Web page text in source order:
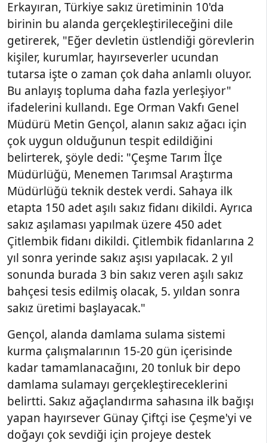
Erkayıran, Türkiye sakız üretiminin 10'da
birinin bu alanda gerçekleştirileceğini dile
getirerek, "Eğer devletin üstlendiği görevlerin
kişiler, kurumlar, hayırseverler ucundan
tutarsa işte o zaman çok daha anlamlı oluyor.
Bu anlayış topluma daha fazla yerleşiyor"
ifadelerini kullandı. Ege Orman Vakfı Genel
Müdürü Metin Gençol, alanın sakız ağacı için
çok uygun olduğunun tespit edildiğini
belirterek, şöyle dedi: "Çeşme Tarım İlçe
Müdürlüğü, Menemen Tarımsal Araştırma
Müdürlüğü teknik destek verdi. Sahaya ilk
etapta 150 adet aşılı sakız fidanı dikildi. Ayrıca
sakız aşılaması yapılmak üzere 450 adet
Çitlembik fidanı dikildi. Çitlembik fidanlarına 2
yıl sonra yerinde sakız aşısı yapılacak. 2 yıl
sonunda burada 3 bin sakız veren aşılı sakız
bahçesi tesis edilmiş olacak, 5. yıldan sonra
sakız üretimi başlayacak."
Gençol, alanda damlama sulama sistemi
kurma çalışmalarının 15-20 gün içerisinde
kadar tamamlanacağını, 20 tonluk bir depo
damlama sulamayı gerçekleştireceklerini
belirtti. Sakız ağaçlandırma sahasına ilk bağışı
yapan hayırsever Günay Çiftçi ise Çeşme'yi ve
doğayı çok sevdiği için projeye destek